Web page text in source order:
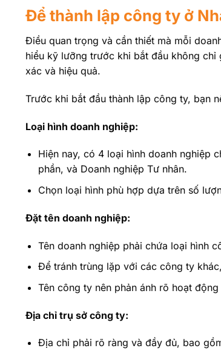
Để thành lập công ty ở
Điều quan trọng và cần thiết mà mỗi
hiểu kỹ lưỡng trước khi bắt đầu không
xác và hiệu quả.
Trước khi bắt đầu thành lập công ty, bạn
Loại hình doanh nghiệp:
Hiện nay, có 4 loại hình doanh nghiệp
phần, và Doanh nghiệp Tư nhân.
Chọn loại hình phù hợp dựa trên số
Đặt tên doanh nghiệp:
Tên doanh nghiệp phải chứa loại hình
Để tránh trùng lặp với các công ty
Tên công ty nên phản ánh rõ hoạt
Địa chỉ trụ sở công ty:
Địa chỉ phải rõ ràng và đầy đủ, bao